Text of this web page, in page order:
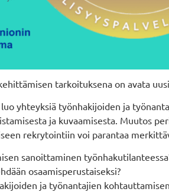
tarkoituksena on avata
yhteyksiä työnhakijoiden ja
ja kuvaamisesta. Muutos
rekrytointiin voi parantaa
sanoittaminen
osaamisperustaiseksi?
ja työnantajien